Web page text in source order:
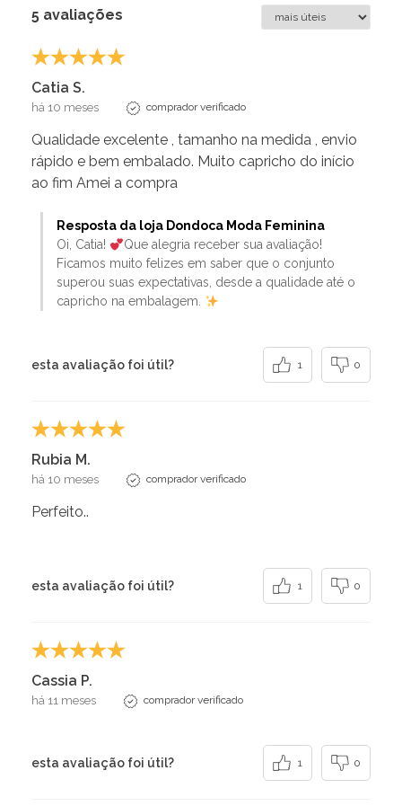
5 avaliações
Catia S.
há 10 meses comprador verificado
Qualidade excelente , tamanho na medida , envio
rápido e bem embalado. Muito capricho do início
ao fim Amei a compra
Resposta da loja Dondoca Moda Feminina
Oi, Catia!
Que alegria receber sua avaliação!
Ficamos muito felizes em saber que o conjunto
superou suas expectativas, desde a qualidade até o
capricho na embalagem.
esta avaliação foi útil? 1 0
Rubia M.
há 10 meses comprador verificado
Perfeito..
esta avaliação foi útil? 1 0
Cassia P.
há 11 meses comprador verificado
esta avaliação foi útil? 1 0